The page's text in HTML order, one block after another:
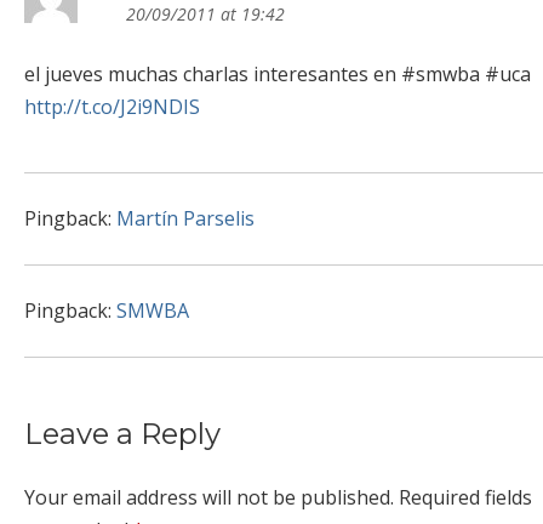
20/09/2011 at 19:42
el jueves muchas charlas interesantes en #smwba #uca
http://t.co/J2i9NDIS
Pingback: Martín Parselis
Pingback: SMWBA
Leave a Reply
Your email address will not be published. Required fields